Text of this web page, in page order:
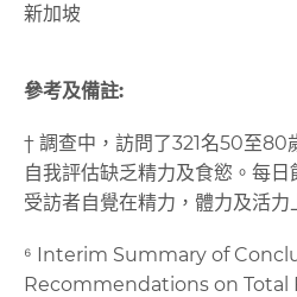
新加坡
參考及備註:
† 調查中，訪問了321名50至80
自我評估缺乏精力及食慾。每
受訪者自覺在精力，體力及活力
⁶ Interim Summary of
Recommendations on Total